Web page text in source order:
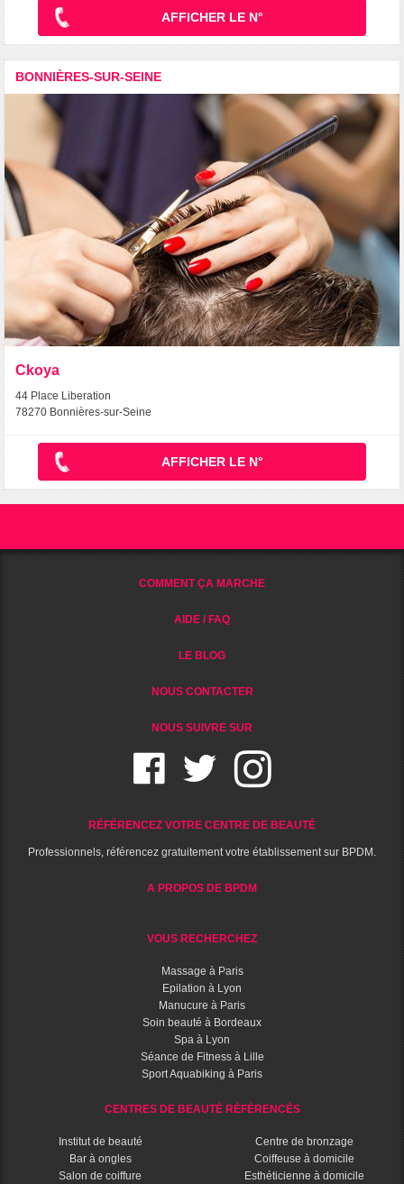
AFFICHER LE N°
BONNIÈRES-SUR-SEINE
Ckoya
44 Place Liberation
78270 Bonnières-sur-Seine
AFFICHER LE N°
COMMENT ÇA MARCHE
AIDE / FAQ
LE BLOG
NOUS CONTACTER
NOUS SUIVRE SUR
RÉFÉRENCEZ VOTRE CENTRE DE BEAUTÉ
Professionnels, référencez gratuitement votre établissement sur BPDM.
A PROPOS DE BPDM
VOUS RECHERCHEZ
Massage à Paris
Epilation à Lyon
Manucure à Paris
Soin beauté à Bordeaux
Spa à Lyon
Séance de Fitness à Lille
Sport Aquabiking à Paris
CENTRES DE BEAUTÉ RÉFÉRENCÉS
Institut de beauté
Bar à ongles
Salon de coiffure
Centre de bronzage
Coiffeuse à domicile
Esthéticienne à domicile